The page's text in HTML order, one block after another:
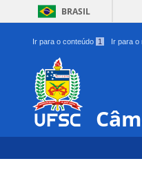
BRASIL
Ir para o conteúdo 1 Ir para o